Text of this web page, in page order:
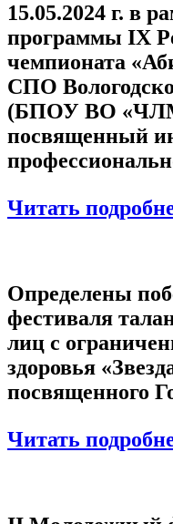
15.05.2024 г. в
программы IХ
чемпионата
СПО
(БПОУ ВО
посвященный
Читать
Определены
фестиваля
лиц с
здоровья
посвященного
Читать